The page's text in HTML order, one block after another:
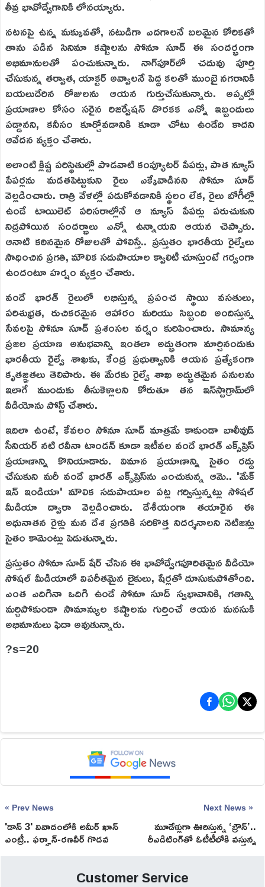
తీవ్ర భావోద్వేగానికి లోనయ్యారు.
నటనపై ఉన్న మక్కువతో, నటుడిగా ఎదగాలనే బలమైన కోరికతో
తాను పడిన సినిమా కష్టాలను సోనూ సూద్ ఈ సందర్భంగా
అభిమానులతో పంచుకున్నారు. నాగ్‌పూర్‌లో చదువు పూర్తి
చేసుకున్న తర్వాత, యాక్టర్ అవ్వాలనే పెద్ద కలతో ముంబై నగరానికి
బయలుదేరిన రోజులను ఆయన గుర్తుచేసుకున్నారు. అప్పట్లో
ప్రయాణాల కోసం సరైన రిజర్వేషన్ దొరకక ఎన్నో ఇబ్బందులు
పడ్డానని, కనీసం కూర్చోవడానికి కూడా చోటు ఉండేది కాదని
ఆవేదన వ్యక్తం చేశారు.
అలాంటి క్లిష్ట పరిస్థితుల్లో పొడవాటి కంప్యూటర్ పేపర్లు, పాత న్యూస్
పేపర్లను మడతపెట్టుకుని రైలు ఎక్కేవాడినని సోనూ సూద్
వెల్లడించారు. రాత్రి వేళల్లో పడుకోవడానికి స్థలం లేక, రైలు బోగీల్లో
ఉండే టాయిలెట్ పరిసరాల్లోనే ఆ న్యూస్ పేపర్లు పరుచుకుని
నిద్రపోయిన సందర్భాలు ఎన్నో ఉన్నాయని ఆయన చెప్పారు.
ఆనాటి కఠినమైన రోజులతో పోలిస్తే.. ప్రస్తుతం భారతీయ రైల్వేలు
సాధించిన ప్రగతి, మౌలిక సదుపాయాల క్వాలిటీ చూస్తుంటే గర్వంగా
ఉందంటూ హర్షం వ్యక్తం చేశారు.
వందే భారత్ రైలులో లభిస్తున్న ప్రపంచ స్థాయి వసతులు,
పరిశుభ్రత, రుచికరమైన ఆహారం మరియు సిబ్బంది అందిస్తున్న
సేవలపై సోనూ సూద్ ప్రశంసల వర్షం కురిపించారు. సామాన్య
ప్రజల ప్రయాణ అనుభవాన్ని ఇంతలా అద్భుతంగా మార్చినందుకు
భారతీయ రైల్వే శాఖకు, కేంద్ర ప్రభుత్వానికి ఆయన ప్రత్యేకంగా
కృతజ్ఞతలు తెలిపారు. ఈ మేరకు రైల్వే శాఖ అద్భుతమైన పనులను
ఇలాగే ముందుకు తీసుకెళ్లాలని కోరుతూ తన ఇన్‌స్టాగ్రామ్‌లో
వీడియోను పోస్ట్ చేశారు.
ఇదిలా ఉంటే, కేవలం సోనూ సూద్ మాత్రమే కాకుండా బాలీవుడ్
సీనియర్ నటి రవీనా టాండన్ కూడా ఇటీవల వందే భారత్ ఎక్స్‌ప్రెస్
ప్రయాణాన్ని కొనియాడారు. విమాన ప్రయాణాన్ని సైతం రద్దు
చేసుకుని మరీ వందే భారత్ ఎక్స్‌ప్రెస్‌ను ఎంచుకున్న ఆమె.. 'మేక్
ఇన్ ఇండియా' మౌలిక సదుపాయాల పట్ల గర్విస్తున్నట్లు సోషల్
మీడియా ద్వారా వెల్లడించారు. దేశీయంగా తయారైన ఈ
అధునాతన రైళ్లు మన దేశ ప్రగతికి సరికొత్త నిదర్శనాలని నెటిజన్లు
సైతం కామెంట్లు పెడుతున్నారు.
ప్రస్తుతం సోనూ సూద్ షేర్ చేసిన ఈ భావోద్వేగపూరితమైన వీడియో
సోషల్ మీడియాలో విపరీతమైన లైకులు, షేర్లతో దూసుకుపోతోంది.
ఎంత ఎదిగినా ఒదిగి ఉండే సోనూ సూద్ స్వభావానికి, గతాన్ని
మర్చిపోకుండా సామాన్యుల కష్టాలను గుర్తించే ఆయన మనసుకి
అభిమానులు ఫిదా అవుతున్నారు.
?s=20
« Prev News
'డాన్ 3' వివాదంలోకి అమీర్ ఖాన్
ఎంట్రీ.. ఫర్హాన్-రణవీర్ గొడవ
ఎండ్ అవుతుందా?
Next News »
మూడేళ్లుగా ఊరిస్తున్న ‘బ్రౌన్’..
రీఎడిటింగ్‌తో ఓటీటీలోకి వ‌స్తున్న‌
క్రైమ్ థ్రిల్ల‌ర్‌!
Customer Service